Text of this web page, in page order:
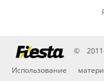
©
Использование